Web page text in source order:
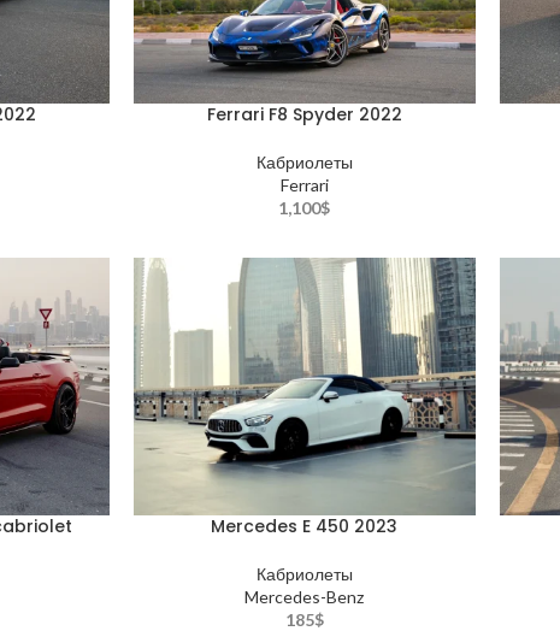
Ferrari F8 Spyder 2022
Кабриолеты
Ferrari
1,100$
Mercedes E 450 2023
Кабриолеты
Mercedes-Benz
185$